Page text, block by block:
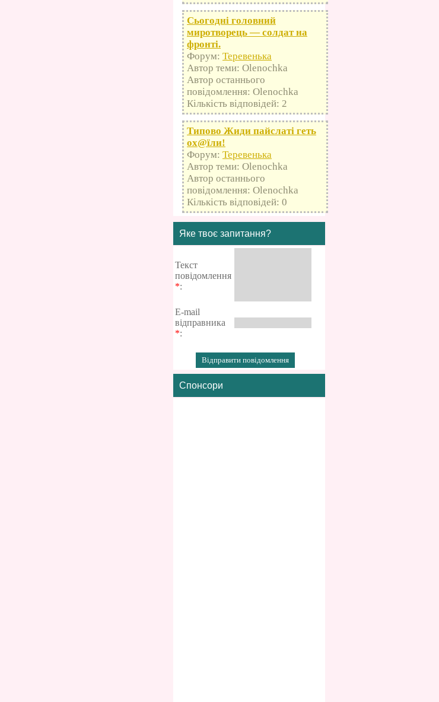
Сьогодні головний
миротворець — солдат на
фронті.
Форум: Теревенька
Автор теми: Olenochka
Автор останнього
повідомлення: Olenochka
Кількість відповідей: 2
Типово Жиди пайслаті геть
оx@їли!
Форум: Теревенька
Автор теми: Olenochka
Автор останнього
повідомлення: Olenochka
Кількість відповідей: 0
Яке твоє запитання?
Текст
повідомлення
*:
E-mail
відправника
*:
Спонсори